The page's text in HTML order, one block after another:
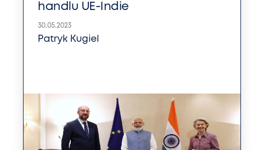
handlu UE-Indie
30.05.2023
Patryk Kugiel